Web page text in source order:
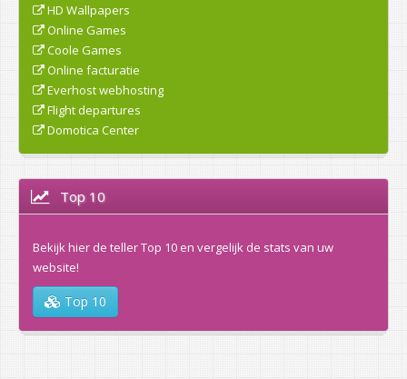
HD Wallpapers
Online Games
Coole Games
Online facturatie
Everhost webhosting
Flight departures
Domotica Center
Top 10
Bekijk hier de teller Top 10 en vergelijk de stats van uw
website!
Top 10